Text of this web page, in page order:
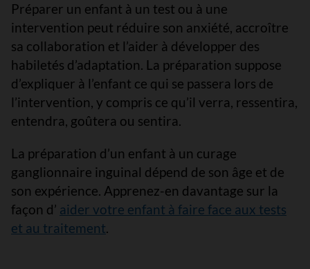
Préparer un enfant à un test ou à une
intervention peut réduire son anxiété, accroître
sa collaboration et l’aider à développer des
habiletés d’adaptation. La préparation suppose
d’expliquer à l’enfant ce qui se passera lors de
l’intervention, y compris ce qu’il verra, ressentira,
entendra, goûtera ou sentira.
La préparation d’un enfant à un curage
ganglionnaire inguinal dépend de son âge et de
son expérience. Apprenez-en davantage sur la
façon d’ aider votre enfant à faire face aux tests
et au traitement.